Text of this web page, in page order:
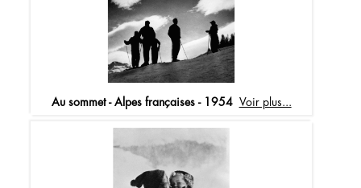
Au sommet - Alpes françaises - 1954 Voir plus...